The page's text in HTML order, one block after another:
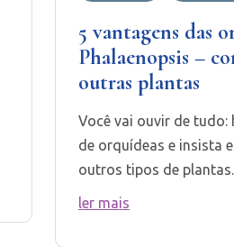
5 vantagens das
Phalaenopsis –
outras plantas
Você vai ouvir de tudo:
de orquídeas e insista
outros tipos de
ler mais